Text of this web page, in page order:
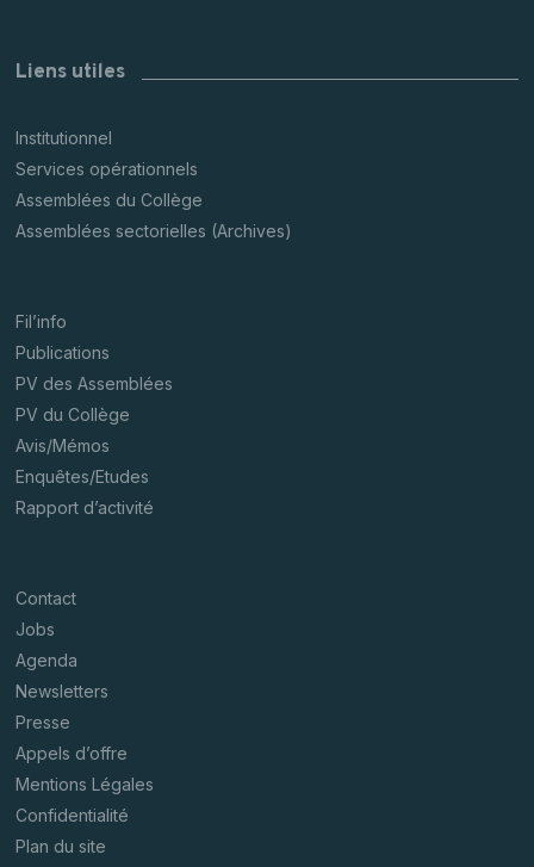
Liens utiles
Institutionnel
Services opérationnels
Assemblées du Collège
Assemblées sectorielles (Archives)
Fil’info
Publications
PV des Assemblées
PV du Collège
Avis/Mémos
Enquêtes/Etudes
Rapport d’activité
Contact
Jobs
Agenda
Newsletters
Presse
Appels d’offre
Mentions Légales
Confidentialité
Plan du site